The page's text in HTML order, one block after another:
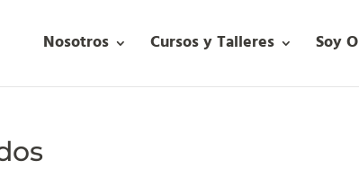
Nosotros Cursos y Talleres Soy